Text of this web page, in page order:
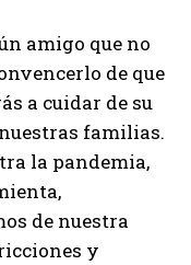
amigo que no
de que
a cuidar de su
familias.
la pandemia,
de nuestra
y